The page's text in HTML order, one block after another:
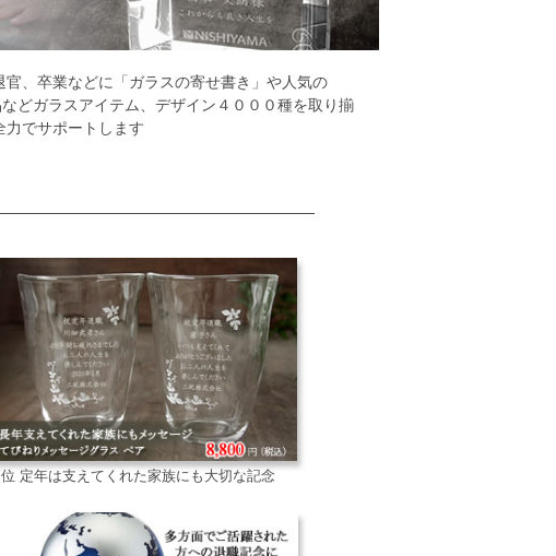
、卒業などに「ガラスの寄せ書き」や人気の
どガラスアイテム、デザイン４０００種を取り揃
でサポートします
位 定年は支えてくれた家族にも大切な記念